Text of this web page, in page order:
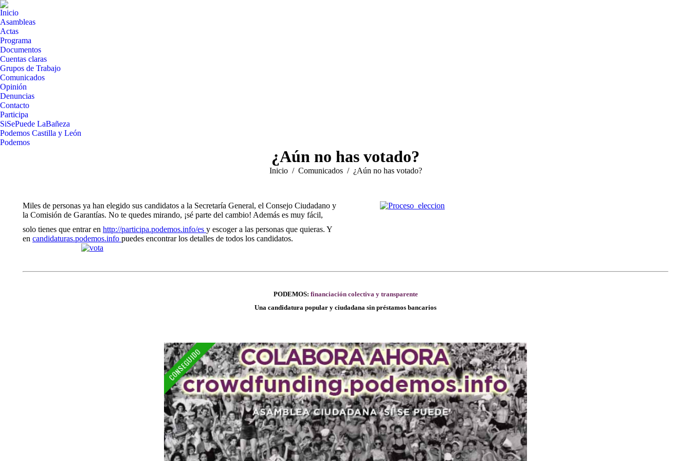
Inicio
Asambleas
Actas
Programa
Documentos
Cuentas claras
Grupos de Trabajo
Comunicados
Opinión
Denuncias
Contacto
Participa
SiSePuede LaBañeza
Podemos Castilla y León
Podemos
¿Aún no has votado?
Estás aquí:
Inicio Comunicados ¿Aún no has votado?
Miles de personas ya han elegido sus candidatos a la Secretaría General, el Consejo Ciudadano y
la Comisión de Garantías. No te quedes mirando, ¡sé parte del cambio! Además es muy fácil,
solo tienes que entrar en http://participa.podemos.info/es y escoger a las personas que quieras. Y
en candidaturas.podemos.info puedes encontrar los detalles de todos los candidatos.
PODEMOS: financiación colectiva y transparente
Una candidatura popular y ciudadana sin préstamos bancarios